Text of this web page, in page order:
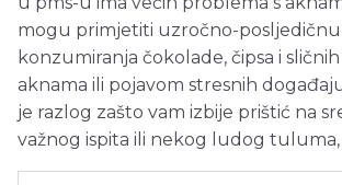
mogu primjetiti uzročno-
konzumiranja čokolade, čipsa i
aknama ili pojavom stresnih
je razlog zašto vam izbije prištić na
važnog ispita ili nekog ludog tuluma,